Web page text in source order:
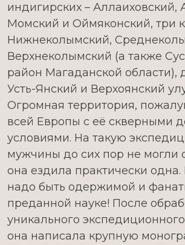
индигирских – Аллаиховский,
Момский и Оймяконский, три
Нижнеколымский,
Верхнеколымский (а также
район Магаданской области),
Усть-Янский и Верхоянский
Огромная территория,
всей Европы с её скверными
условиями. На такую
мужчины до сих пор не могли
она ездила практически одна.
надо быть одержимой и
преданной науке! После
уникального
она написала крупную